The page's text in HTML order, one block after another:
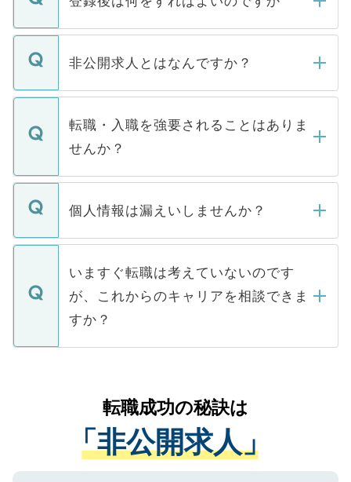
ご登録いただきましたら、弊社担当者がご
登録内容を確認し、その後メールもしくは
ます。通常、5営業日以内にはご連絡をせて
いただきますので、しばらくお待ちくださ
非公開求人とはなんですか？
マイナビDOCTORで取り扱っている求人の
うち約3割は、Webサイトからご覧いただ
けない「非公開求人」です。非公開求人は
下記の理由によって、一般には公開してい
ません。
■応募殺到を避けるため 人気のある医療機
関を公にしてしまうと、応募が殺到する場
に、医療機関が求める条件に合った人材の
みを人材紹介会社に依頼するケースが増え
ています。
転職・入職を強要されることはありま
せんか？
転職・入職を強要することは一切ありませ
ん。また、仮に応募先から内定をいただい
定を承諾する必要はありません。内定先へ
の辞退の連絡はキャリアパートナーが行い
個人情報は漏えいしませんか？
個人情報が漏えいすることはありませんの
で、ご安心ください。当サイトからの登録
などで収集したご登録者様の個人情報は、
ご本人のキャリアアップおよび転職活動の
支援を目的に使用いたします。お預かりし
ているすべての個人データはご本人の許可
は、個人情報の取り扱いについての厳密な
管理基準を満たした事業者のみに付与され
る、プライバシーマークを取得済みです。
いますぐ転職は考えていないのです
が、これからのキャリアを相談できま
すか？
かがいして、現在の医療機関の状況や紹介
経験をまじえながら、適切なアドバイスを
させていただきます。すぐにご転職をされ
ない方には、長期的なサポートが可能です
ので、まずはご登録ください。
転職成功の秘訣は
「非公開求人」